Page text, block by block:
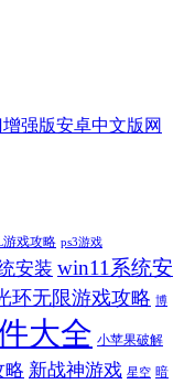
强版安卓中文版网
游戏攻略 ps3游戏
安装 win11系统安
环无限游戏攻略 博
大全 小苹果破解
略 新战神游戏 星空 暗